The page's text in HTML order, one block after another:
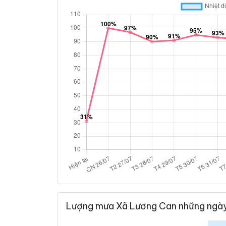
Lượng mưa Xã Lương Can những